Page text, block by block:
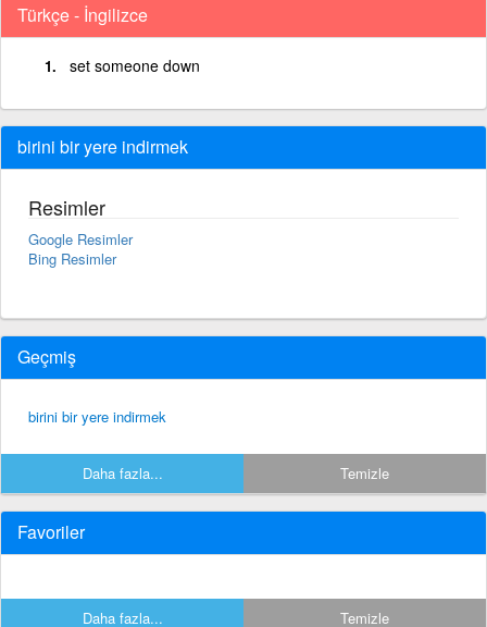
Türkçe - İngilizce
set someone down
birini bir yere indirmek
Resimler
Google Resimler
Bing Resimler
Geçmiş
birini bir yere indirmek
Daha fazla... Temizle
Favoriler
Daha fazla... Temizle